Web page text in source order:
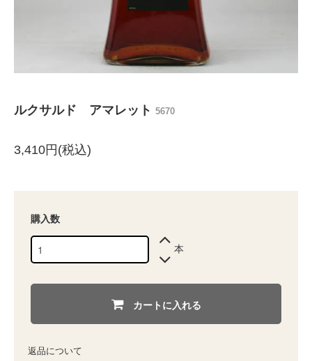
ルクサルド アマレット 5670
3,410円(税込)
購入数
本
カートに入れる
返品について